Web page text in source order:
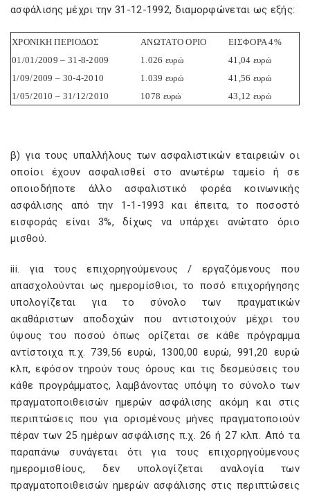
ασφάλισης μέχρι την 31-12-1992, διαμορφώνεται ως εξής:
ΧΡΟΝΙΚΗ ΠΕΡΙΟΔΟΣ ΑΝΩΤΑΤΟ ΟΡΙΟ
ΕΙΣΦΟΡΑ 4%
01/01/2009 – 31-8-2009
1.026 ευρώ
41,04 ευρώ
1/09/2009 – 30-4-2010
1.039 ευρώ
41,56 ευρώ
1/05/2010 – 31/12/2010
1078 ευρώ 43,12 ευρώ
β) για τους υπαλλήλους των ασφαλιστικών εταιρειών οι
οποίοι έχουν ασφαλισθεί στο ανωτέρω ταμείο ή σε
οποιοδήποτε άλλο ασφαλιστικό φορέα κοινωνικής
ασφάλισης από την 1-1-1993 και έπειτα, το ποσοστό
εισφοράς είναι 3%, δίχως να υπάρχει ανώτατο όριο
μισθού.
iii. για τους επιχορηγούμενους / εργαζόμενους που
απασχολούνται ως ημερομίσθιοι, το ποσό επιχορήγησης
υπολογίζεται για το σύνολο των πραγματικών
ακαθάριστων αποδοχών που αντιστοιχούν μέχρι του
ύψους του ποσού όπως ορίζεται σε κάθε πρόγραμμα
αντίστοιχα π.χ. 739,56 ευρώ, 1300,00 ευρώ, 991,20 ευρώ
κλπ, εφόσον τηρούν τους όρους και τις δεσμεύσεις του
κάθε προγράμματος, λαμβάνοντας υπόψη το σύνολο των
πραγματοποιθεισών ημερών ασφάλισης ακόμη και στις
περιπτώσεις που για ορισμένους μήνες πραγματοποιούν
πέραν των 25 ημέρων ασφάλισης π.χ. 26 ή 27 κλπ. Από τα
παραπάνω συνάγεται ότι για τους επιχορηγούμενους
ημερομισθίους, δεν υπολογίζεται αναλογία των
πραγματοποιθεισών ημερών ασφάλισης στις περιπτώσεις